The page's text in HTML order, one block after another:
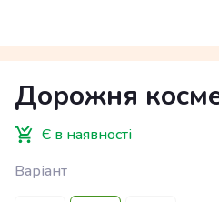
Дорожня
Є в наявності
Варіант